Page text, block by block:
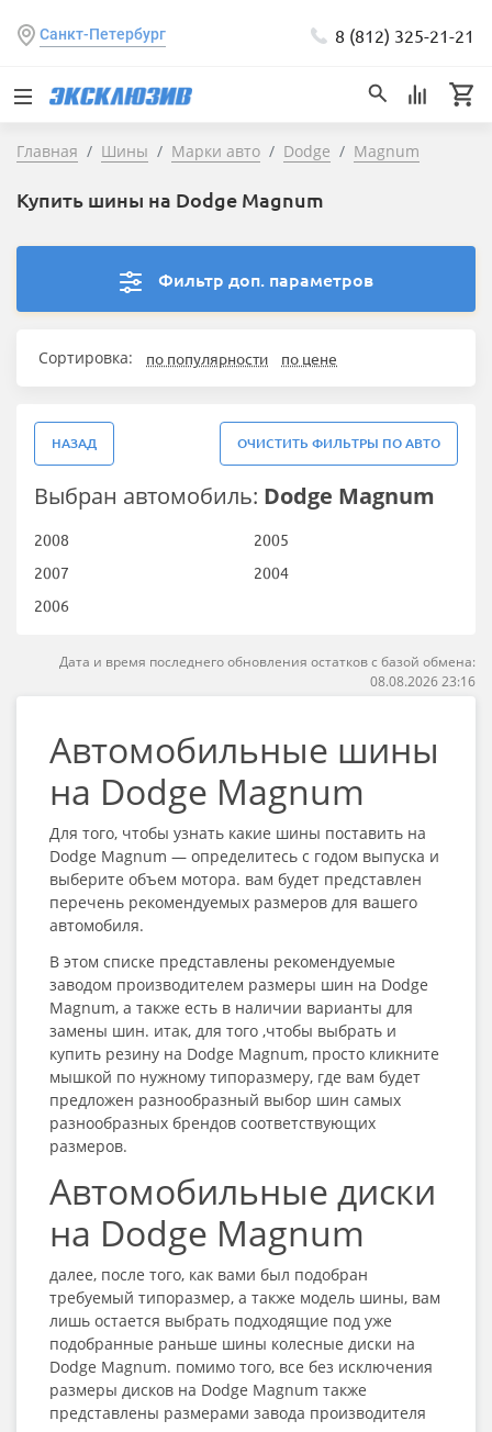
Санкт-Петербург 8 (812) 325-21-21
Главная Шины Марки авто Dodge Magnum
Купить шины на Dodge Magnum
Фильтр доп. параметров
Сортировка: по популярности по цене
НАЗАД ОЧИСТИТЬ ФИЛЬТРЫ ПО АВТО
Выбран автомобиль: Dodge Magnum
2008
2007
2006
2005
2004
Дата и время последнего обновления остатков с базой обмена:
08.08.2026 23:16
Автомобильные шины
на Dodge Magnum
Для того, чтобы узнать какие шины поставить на
Dodge Magnum — определитесь с годом выпуска и
выберите объем мотора. вам будет представлен
перечень рекомендуемых размеров для вашего
автомобиля.
В этом списке представлены рекомендуемые
заводом производителем размеры шин на Dodge
Magnum, а также есть в наличии варианты для
замены шин. итак, для того ,чтобы выбрать и
купить резину на Dodge Magnum, просто кликните
мышкой по нужному типоразмеру, где вам будет
предложен разнообразный выбор шин самых
разнообразных брендов соответствующих
размеров.
Автомобильные диски
на Dodge Magnum
далее, после того, как вами был подобран
требуемый типоразмер, а также модель шины, вам
лишь остается выбрать подходящие под уже
подобранные раньше шины колесные диски на
Dodge Magnum. помимо того, все без исключения
размеры дисков на Dodge Magnum также
представлены размерами завода производителя